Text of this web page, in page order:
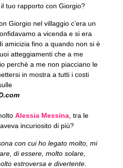
tuo rapporto con Giorgio?
Giorgio nel villaggio c’era un
a vicenda e si era
amicizia fino a quando non si è
atteggiamenti che a me
perchè a me non piacciano le
in mostra a tutti i costi
Alessia Messina , tra le
incuriosito di più?
con cui ho legato molto, mi
di essere, molto solare,
estroversa e divertente.